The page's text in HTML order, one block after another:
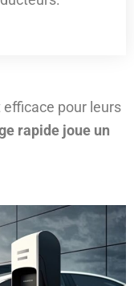
pour leurs
rapide joue un